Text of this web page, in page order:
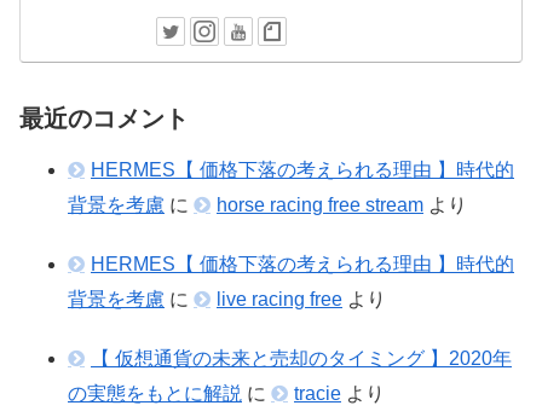
最近のコメント
HERMES【 価格下落の考えられる理由 】時代的
背景を考慮 に horse racing free stream より
HERMES【 価格下落の考えられる理由 】時代的
背景を考慮 に live racing free より
【 仮想通貨の未来と売却のタイミング 】2020年
の実態をもとに解説 に tracie より